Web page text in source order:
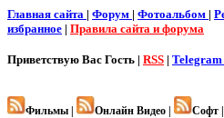
Главная сайта | Форум | Фотоальбом |
избранное | Правила сайта и форума
Приветствую Вас Гость | RSS | Telegram
Фильмы | Онлайн Видео | Софт |